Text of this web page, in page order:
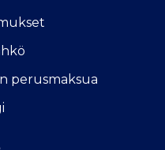
t
perusmaksua